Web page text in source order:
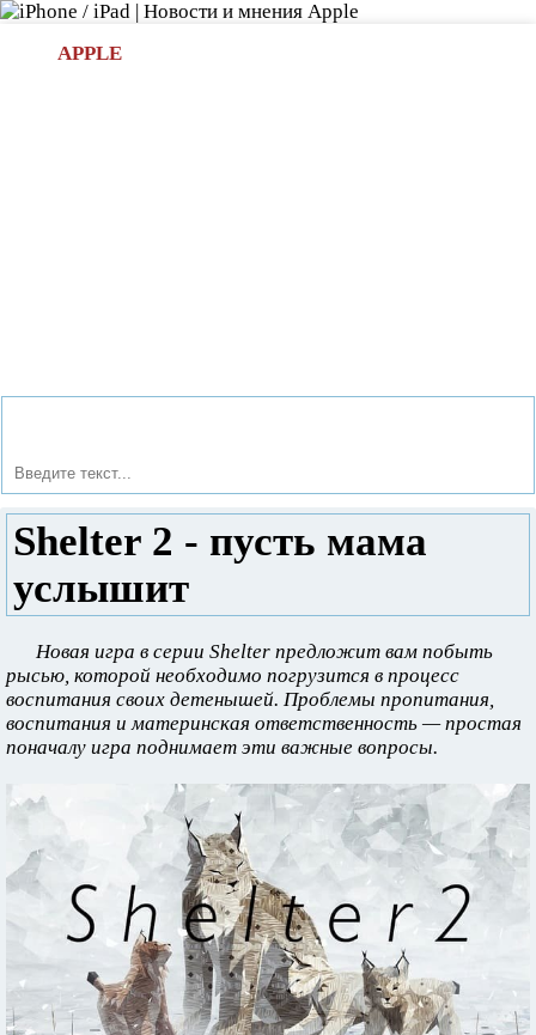
APPLE
Shelter 2 - пусть мама
услышит
Новая игра в серии Shelter предложит вам побыть
рысью, которой необходимо погрузится в процесс
воспитания своих детенышей. Проблемы пропитания,
воспитания и материнская ответственность — простая
поначалу игра поднимает эти важные вопросы.